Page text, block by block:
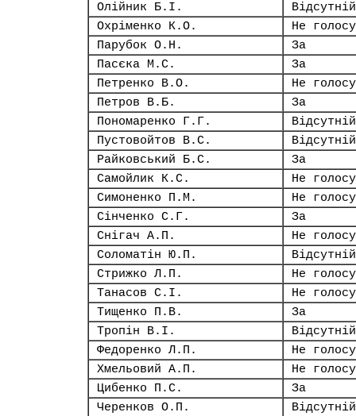
Олійник Б.І.
Відсутній
Охріменко К.О.
Не
Парубок О.Н.
За
Пасєка М.С.
За
Петренко В.О.
Не
Петров В.Б.
За
Пономаренко Г.Г.
Відсутній
Пустовойтов В.С.
Відсутній
Райковський Б.С.
За
Самойлик К.С.
Не
Симоненко П.М.
Не
Сінченко С.Г.
За
Снігач А.П.
Не
Соломатін Ю.П.
Відсутній
Стрижко Л.П.
Не
Танасов С.І.
Не
Тищенко П.В.
За
Тропін В.І.
Відсутній
Федоренко Л.П.
Не
Хмельовий А.П.
Не
Цибенко П.С.
За
Черенков О.П.
Відсутній